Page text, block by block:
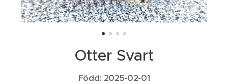
Otter Svart
Född: 2025-02-01